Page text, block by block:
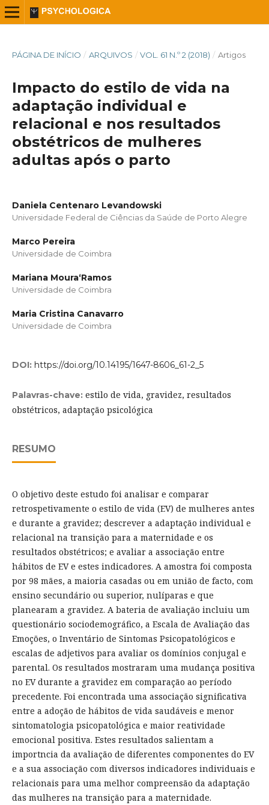
PÁGINA DE INÍCIO / ARQUIVOS / VOL. 61 N.º 2 (2018) / Artigos
Impacto do estilo de vida na
adaptação individual e
relacional e nos resultados
obstétricos de mulheres
adultas após o parto
Daniela Centenaro Levandowski
Universidade Federal de Ciências da Saúde de Porto Alegre
Marco Pereira
Universidade de Coimbra
Mariana Moura­‘Ramos
Universidade de Coimbra
Maria Cristina Canavarro
Universidade de Coimbra
DOI: https://doi.org/10.14195/1647-8606_61-2_5
Palavras-chave: estilo de vida, gravidez, resultados
obstétricos, adaptação psicológica
RESUMO
O objetivo deste estudo foi analisar e comparar
retrospetivamente o estilo de vida (EV) de mulheres antes
e durante a gravidez; descrever a adaptação individual e
relacional na transição para a maternidade e os
resultados obstétricos; e avaliar a associação entre
hábitos de EV e estes indicadores. A amostra foi composta
por 98 mães, a maioria casadas ou em união de facto, com
ensino secundário ou superior, nulíparas e que
planearam a gravidez. A bateria de avaliação incluiu um
questionário sociodemográfico, a Escala de Avaliação das
Emoções, o Inventário de Sintomas Psicopatológicos e
escalas de adjetivos para avaliar os domínios conjugal e
parental. Os resultados mostraram uma mudança positiva
no EV durante a gravidez em comparação ao período
precedente. Foi encontrada uma associação significativa
entre a adoção de hábitos de vida saudáveis e menor
sintomatologia psicopatológica e maior reatividade
emocional positiva. Estes resultados salientam a
importncia da avaliação de diferentes componentes do EV
e a sua associação com diversos indicadores individuais e
relacionais para uma melhor compreensão da adaptação
das mulheres na transição para a maternidade.